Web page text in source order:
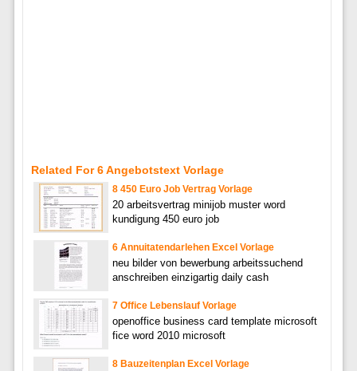
Related For 6 Angebotstext Vorlage
8 450 Euro Job Vertrag Vorlage
20 arbeitsvertrag minijob muster word
kundigung 450 euro job
6 Annuitatendarlehen Excel Vorlage
neu bilder von bewerbung arbeitssuchend
anschreiben einzigartig daily cash
7 Office Lebenslauf Vorlage
openoffice business card template microsoft
fice word 2010 microsoft
8 Bauzeitenplan Excel Vorlage